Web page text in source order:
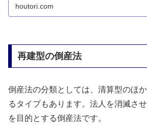
houtori.com
再建型の倒産法
倒産法の分類としては、清算型のほ
るタイプもあります。法人を消滅さ
を目的とする倒産法です。